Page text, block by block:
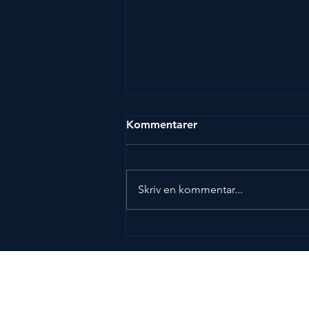
förebild 2026
Kommentarer
Skriv en kommentar...